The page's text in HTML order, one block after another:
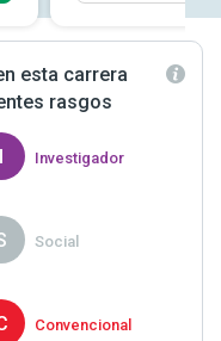
esta carrera
rasgos
Investigador
Social
Convencional